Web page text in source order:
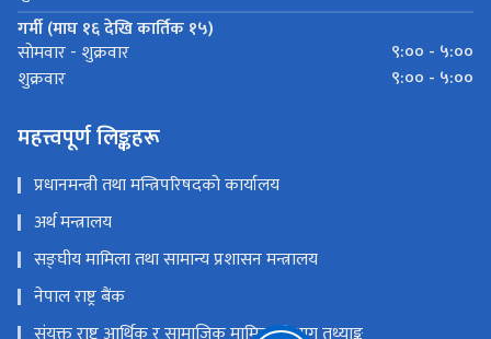
गर्मी (माघ १६ देखि कार्तिक १५)
साेमवार - शुक्रवार
९:०० - ५:००
शुक्रवार
९:०० - ५:००
महत्त्वपूर्ण लिङ्कहरू
प्रधानमन्त्री तथा मन्त्रिपरिषदको कार्यालय
अर्थ मन्त्रालय
सङ्‍घीय मामिला तथा सामान्य प्रशासन मन्त्रालय
नेपाल राष्ट्र बैंक